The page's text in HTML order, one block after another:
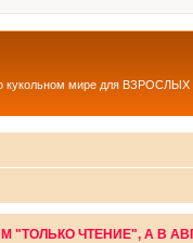
о кукольном мире для ВЗРОСЛЫХ
ЧТЕНИЕ", А В